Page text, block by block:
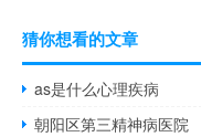
猜你想看的文章
as是什么心理疾病
朝阳区第三精神病医院